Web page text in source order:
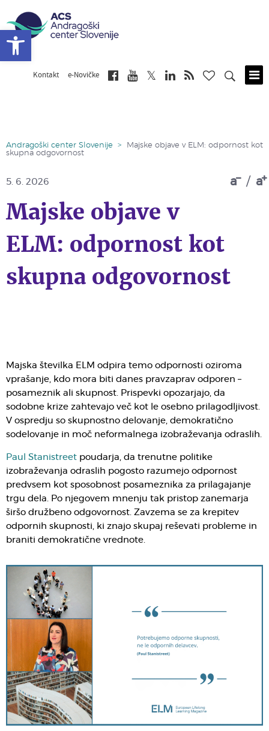
Kontakt e-Novičke
Andragoški center Slovenije >
Majske objave v ELM: odpornost kot
skupna odgovornost
a / a
5. 6. 2026
Majske objave v
ELM: odpornost kot
skupna odgovornost
Majska številka ELM odpira temo odpornosti oziroma
vprašanje, kdo mora biti danes pravzaprav odporen –
posameznik ali skupnost. Prispevki opozarjajo, da
sodobne krize zahtevajo več kot le osebno prilagodljivost.
V ospredju so skupnostno delovanje, demokratično
sodelovanje in moč neformalnega izobraževanja odraslih.
Paul Stanistreet poudarja, da trenutne politike
izobraževanja odraslih pogosto razumejo odpornost
predvsem kot sposobnost posameznika za prilagajanje
trgu dela. Po njegovem mnenju tak pristop zanemarja
širšo družbeno odgovornost. Zavzema se za krepitev
odpornih skupnosti, ki znajo skupaj reševati probleme in
braniti demokratične vrednote.
Open toolbar